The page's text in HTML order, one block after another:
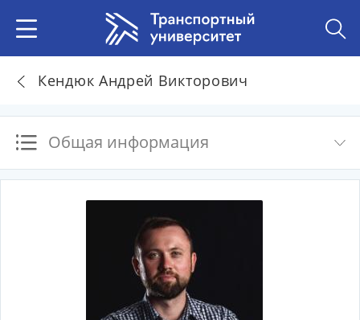
Кендюк Андрей Викторович
Общая информация